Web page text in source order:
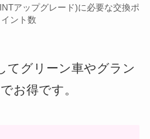
アップグレード)に必要な交換ポ
イント数
てグリーン車やグラン
お得です。